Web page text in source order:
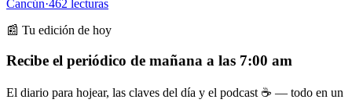
Cancún·462 lecturas
📰 Tu edición de hoy
Recibe el periódico de mañana a las 7:00 am
El diario para hojear, las claves del día y el podcast ☕ — todo en un